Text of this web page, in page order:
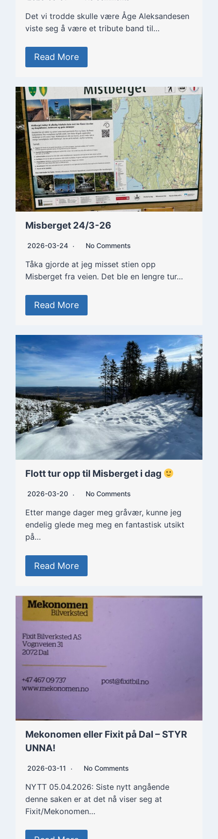
Det vi trodde skulle være Åge Aleksandesen
viste seg å være et tribute band til…
Read More
Misberget 24/3-26
2026-03-24 No Comments
Tåka gjorde at jeg misset stien opp
Misberget fra veien. Det ble en lengre tur…
Read More
Flott tur opp til Misberget i dag
2026-03-20 No Comments
Etter mange dager meg gråvær, kunne jeg
endelig glede meg meg en fantastisk utsikt
på…
Read More
Mekonomen eller Fixit på Dal – STYR
UNNA!
2026-03-11 No Comments
NYTT 05.04.2026: Siste nytt angående
denne saken er at det nå viser seg at
Fixit/Mekonomen…